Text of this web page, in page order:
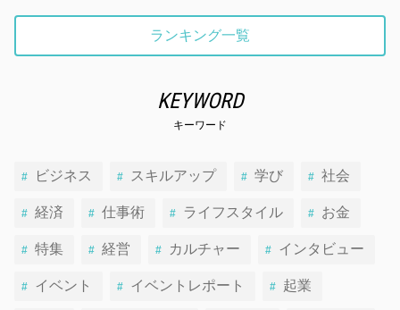
ランキング一覧
KEYWORD
キーワード
ビジネス スキルアップ 学び 社会
経済 仕事術 ライフスタイル お金
特集 経営 カルチャー インタビュー
イベント イベントレポート 起業